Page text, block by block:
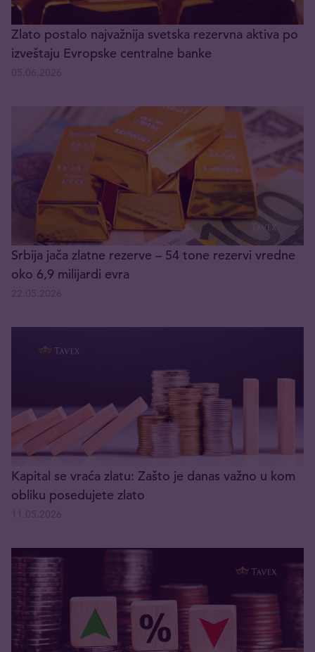
Zlato postalo najvažnija svetska rezervna aktiva po
izveštaju Evropske centralne banke
Srbija jača zlatne rezerve – 54 tone rezervi vredne
oko 6,9 milijardi evra
Kapital se vraća zlatu: Zašto je danas važno u kom
obliku posedujete zlato